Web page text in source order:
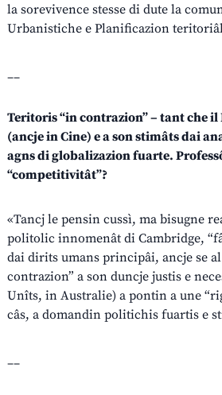
la sorevivence stesse di dute la
Urbanistiche e Planificazion
__
Teritoris “in contrazion” – tant che
(ancje in Cine) e a son stimâts dai
agns di globalizazion fuarte.
“competitivitât”?
«Tancj le pensin cussì, ma bisugne
politolic innomenât di Cambridge,
dai dirits umans principâi, ancje se
contrazion” a son duncje justis e
Unîts, in Australie) a pontin a une
câs, a domandin politichis fuartis e
__